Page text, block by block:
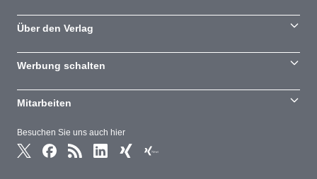
Besuchen Sie uns auch hier
Über den Verlag
Werbung schalten
Mitarbeiten